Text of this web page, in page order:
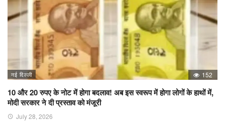
नई दिल्ली 152
10 और 20 रुपए के नोट में होगा बदलाव! अब इस स्वरूप में होगा लोगों के हाथों में,
मोदी सरकार ने दी प्रस्ताव को मंजूरी
July 28, 2026